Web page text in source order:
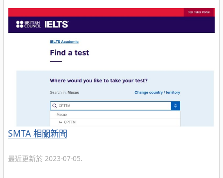
分
SMTA 相關新聞
最近更新於 2023-07-05.